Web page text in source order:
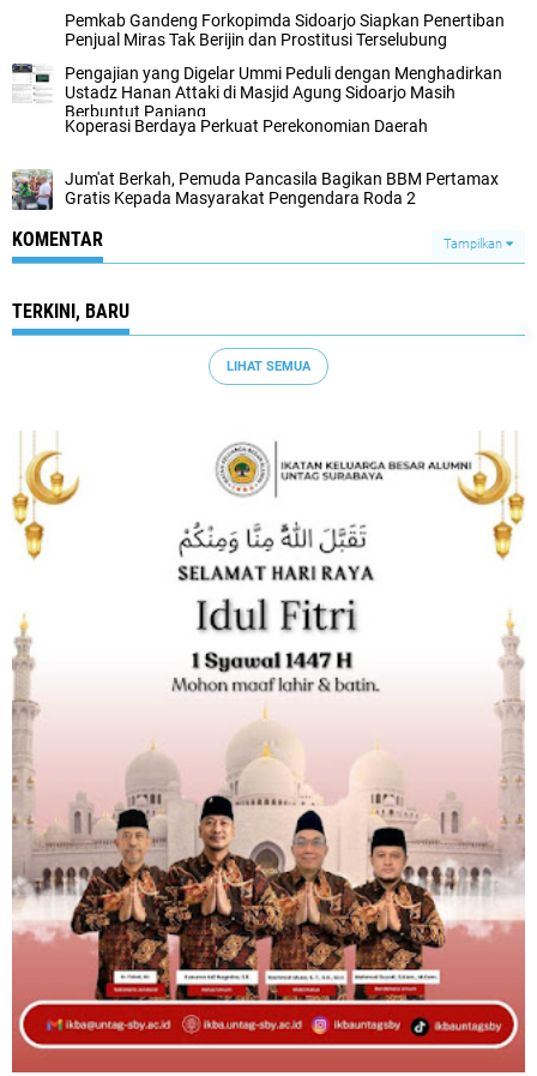
Pemkab Gandeng Forkopimda Sidoarjo Siapkan Penertiban
Penjual Miras Tak Berijin dan Prostitusi Terselubung
Pengajian yang Digelar Ummi Peduli dengan Menghadirkan
Ustadz Hanan Attaki di Masjid Agung Sidoarjo Masih
Berbuntut Panjang
Koperasi Berdaya Perkuat Perekonomian Daerah
‎Jum'at Berkah, Pemuda Pancasila Bagikan BBM Pertamax
Gratis Kepada Masyarakat Pengendara Roda 2
KOMENTAR Tampilkan
TERKINI, BARU
LIHAT SEMUA